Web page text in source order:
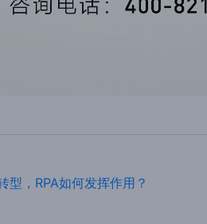
型，RPA如何发挥作用？